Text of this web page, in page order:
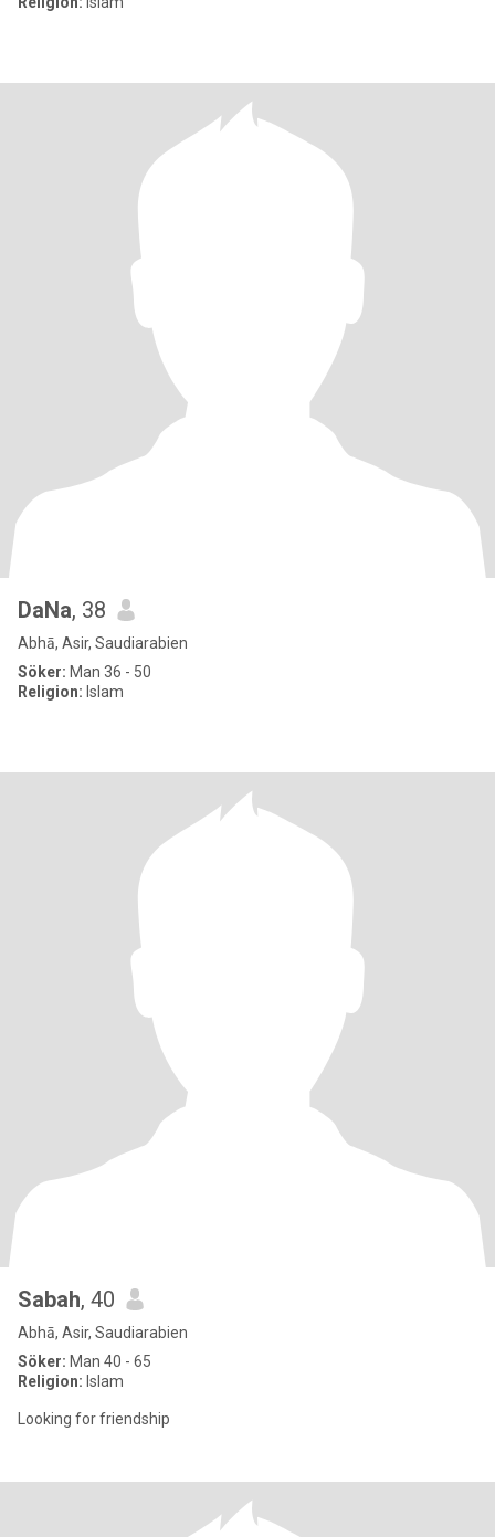
DaNa, 38
Abhā, Asir, Saudiarabien
Söker: Man 36 - 50
Religion: Islam
Sabah, 40
Abhā, Asir, Saudiarabien
Söker: Man 40 - 65
Religion: Islam
Looking for friendship